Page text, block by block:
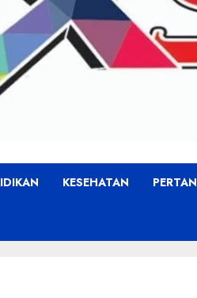
KESEHATAN